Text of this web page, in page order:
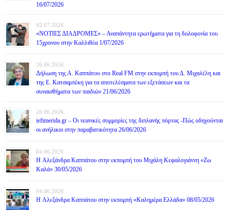
16/07/2026
02.07.2026
«ΝΟΤΙΕΣ ΔΙΑΔΡΟΜΕΣ» – Αναπάντητα ερωτήματα για τη δολοφονία του
15χρονου στην Καλλιθέα 1/07/2026
26.06.2026
Δήλωση της Α. Καππάτου στο Real FM στην εκπομπή του Δ. Μιχαλέλη και
της Ε. Κατσαμπέκη για τα αποτελέσματα των εξετάσεων και τα
συναισθήματα των παιδιών 21/06/2026
26.06.2026
iefimerida.gr – Οι νεανικές συμμορίες της διπλανής πόρτας -Πώς οδηγούνται
οι ανήλικοι στην παραβατικότητα 26/06/2026
04.06.2026
H Αλεξάνδρα Καππάτου στην εκπομπή του Μιχάλη Κεφαλογιάννη «Ζω
Καλά» 30/05/2026
04.06.2026
H Αλεξάνδρα Καππάτου στην εκπομπή «Καλημέρα Ελλάδα» 08/05/2026